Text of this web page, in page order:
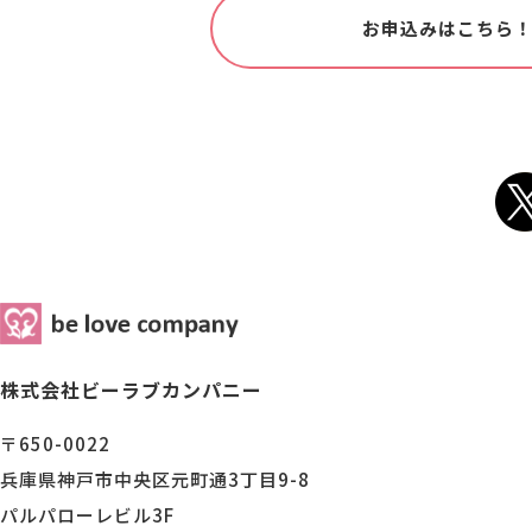
お申込みはこちら！
株式会社ビーラブカンパニー
〒650-0022
兵庫県神戸市中央区元町通3丁目9-8
パルパローレビル3F